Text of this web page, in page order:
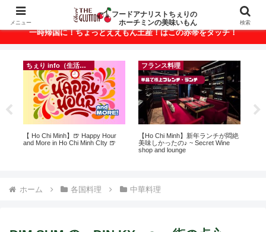
ベトナム・ホーチミンの美味いもんが満載！
一時帰国に！ちょっとええもん土産！はこの赤帯をタッチ！
ちぇり info（生活情報）
【 Ho Chi Minh】🍺 Happy Hour
and More in Ho Chi Minh CIty 🍺
フランス料理
【Ho Chi Minh】新年ランチが悶絶
美味しかったの♪ ~ Secret Wine
shop and lounge
ホーム 各国料理 中華料理
メニュー
フードアナリストちぇりの
ホーチミンの美味いもん
検索